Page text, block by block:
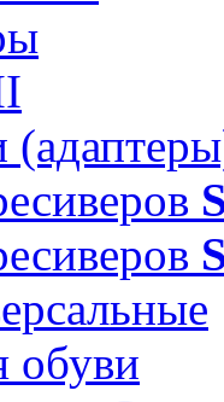
обуви